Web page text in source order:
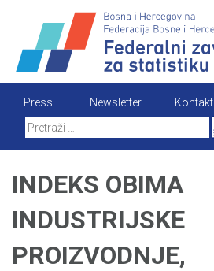
content
Press Newsletter
Kontakt
INDEKS OBIMA
INDUSTRIJSKE
PROIZVODNJE,